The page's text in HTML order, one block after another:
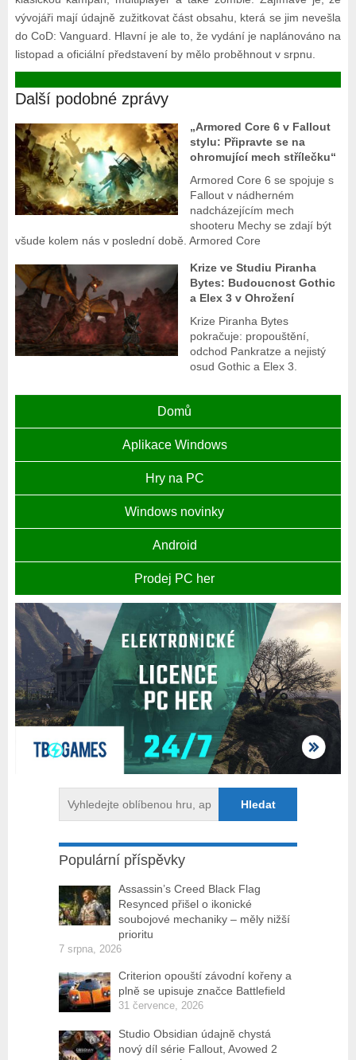
vývojáři mají údajně zužitkovat část obsahu, která se jim nevešla
do CoD: Vanguard. Hlavní je ale to, že vydání je naplánováno na
listopad a oficiální představení by mělo proběhnout v srpnu.
Další podobné zprávy
„Armored Core 6 v Fallout
stylu: Připravte se na
ohromující mech střílečku“
Armored Core 6 se spojuje s
Fallout v nádherném
nadcházejícím mech
shooteru Mechy se zdají být
všude kolem nás v poslední době. Armored Core
Krize ve Studiu Piranha
Bytes: Budoucnost Gothic
a Elex 3 v Ohrožení
Krize Piranha Bytes
pokračuje: propouštění,
odchod Pankratze a nejistý
osud Gothic a Elex 3.
Domů
Aplikace Windows
Hry na PC
Windows novinky
Android
Prodej PC her
Populární příspěvky
Assassin’s Creed Black Flag
Resynced přišel o ikonické
soubojové mechaniky – měly nižší
prioritu
7 srpna, 2026
Criterion opouští závodní kořeny a
plně se upisuje značce Battlefield
31 července, 2026
Studio Obsidian údajně chystá
nový díl série Fallout, Avowed 2